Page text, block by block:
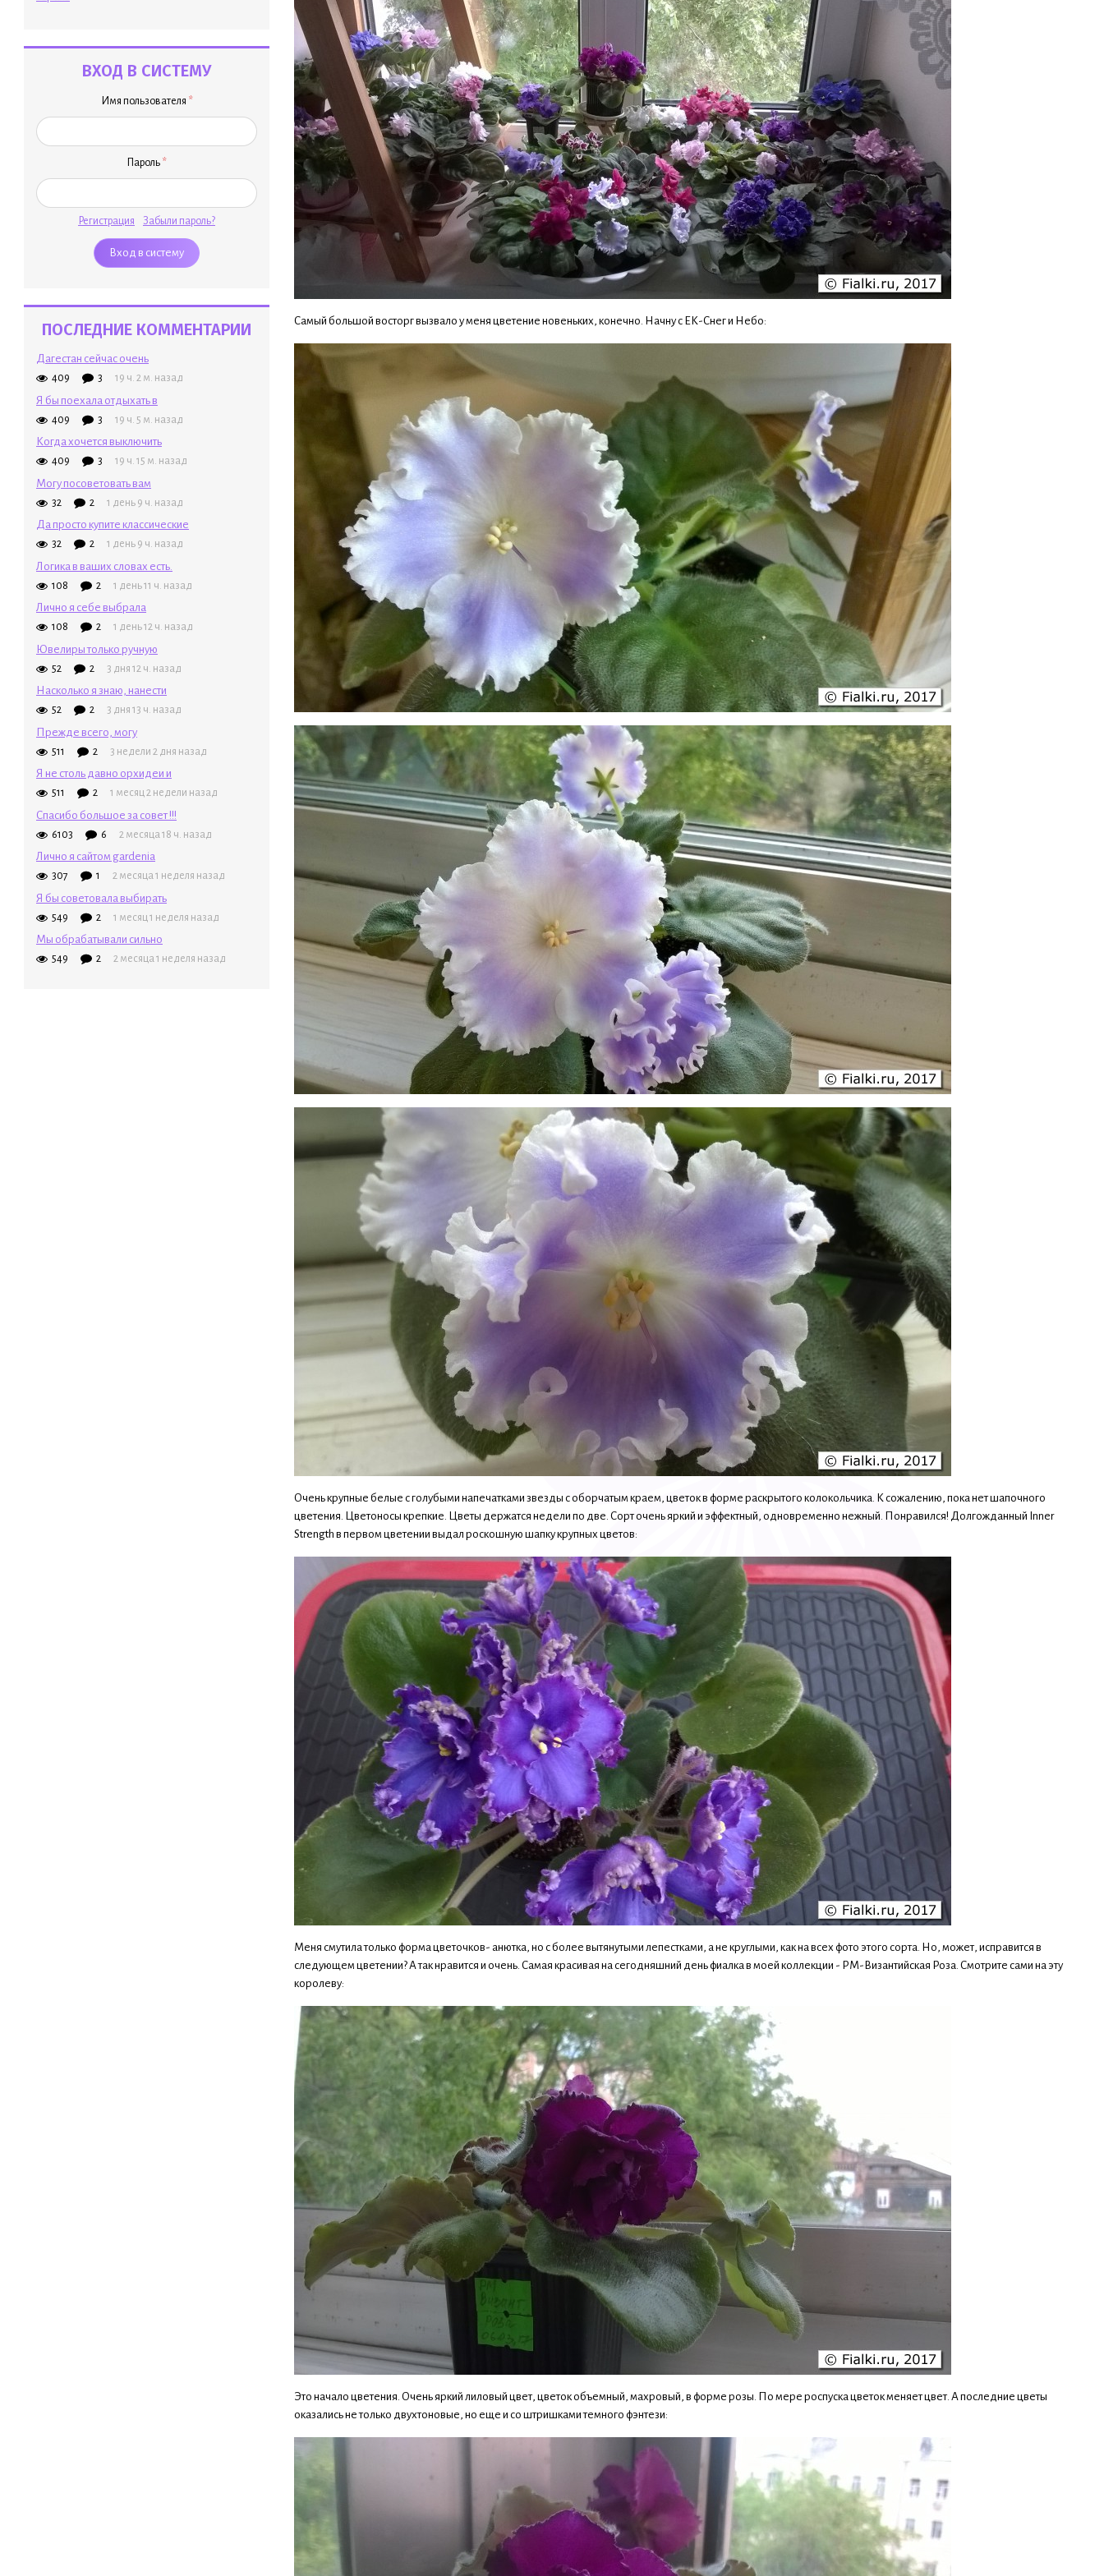
ВХОД В СИСТЕМУ
Имя пользователя *
Пароль *
Регистрация Забыли пароль?
ПОСЛЕДНИЕ КОММЕНТАРИИ
Дагестан сейчас очень
409 3 19 ч. 2 м. назад
Я бы поехала отдыхать в
409 3 19 ч. 5 м. назад
Когда хочется выключить
409 3 19 ч. 15 м. назад
Могу посоветовать вам
32 2 1 день 9 ч. назад
Да просто купите классические
32 2 1 день 9 ч. назад
Логика в ваших словах есть.
108 2 1 день 11 ч. назад
Лично я себе выбрала
108 2 1 день 12 ч. назад
Ювелиры только ручную
52 2 3 дня 12 ч. назад
Насколько я знаю, нанести
52 2 3 дня 13 ч. назад
Прежде всего, могу
511 2 3 недели 2 дня назад
Я не столь давно орхидеи и
511 2 1 месяц 2 недели назад
Спасибо большое за совет !!!
6103 6 2 месяца 18 ч. назад
Лично я сайтом gardenia
307 1 2 месяца 1 неделя назад
Я бы советовала выбирать
549 2 1 месяц 1 неделя назад
Мы обрабатывали сильно
549 2 2 месяца 1 неделя назад
Самый большой восторг вызвало у меня цветение новеньких, конечно. Начну с ЕК-Снег и Небо:
Очень крупные белые с голубыми напечатками звезды с оборчатым краем, цветок в форме раскрытого колокольчика. К сожалению, пока нет шапочного
цветения. Цветоносы крепкие. Цветы держатся недели по две. Сорт очень яркий и эффектный, одновременно нежный. Понравился! Долгожданный Inner
Strength в первом цветении выдал роскошную шапку крупных цветов:
Меня смутила только форма цветочков- анютка, но с более вытянутыми лепестками, а не круглыми, как на всех фото этого сорта. Но, может, исправится в
следующем цветении? А так нравится и очень. Самая красивая на сегодняшний день фиалка в моей коллекции - РМ-Византийская Роза. Смотрите сами на эту
королеву:
Это начало цветения. Очень яркий лиловый цвет, цветок объемный, махровый, в форме розы. По мере роспуска цветок меняет цвет. А последние цветы
оказались не только двухтоновые, но еще и со штришками темного фэнтези: